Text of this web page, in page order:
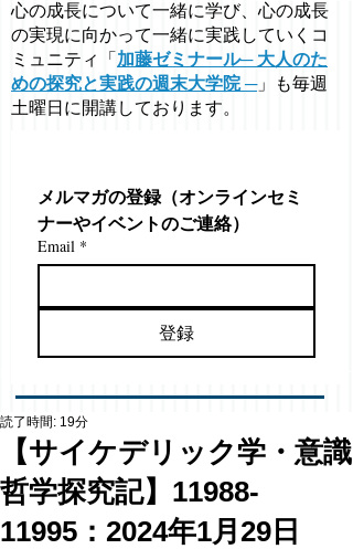
心の成長について一緒に学び、心の成長
の実現に向かって一緒に実践していくコ
ミュニティ「 加藤ゼミナール─ 大人のた
めの探究と実践の週末大学院 ─」も毎週
土曜日に開講しております。
メルマガの登録（オンラインセミ
ナーやイベントのご連絡）
Email *
登録
【サイケデリック学・意識
哲学探究記】11988-
11995：2024年1月29日
読了時間: 19分